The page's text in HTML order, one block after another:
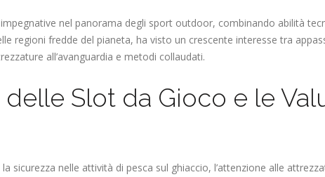
nel panorama degli sport outdoor, combinando abilità
regioni fredde del pianeta, ha visto un crescente interesse tra
all’avanguardia e metodi collaudati.
Slot da Gioco e le
sicurezza nelle attività di pesca sul ghiaccio, l’attenzione alle